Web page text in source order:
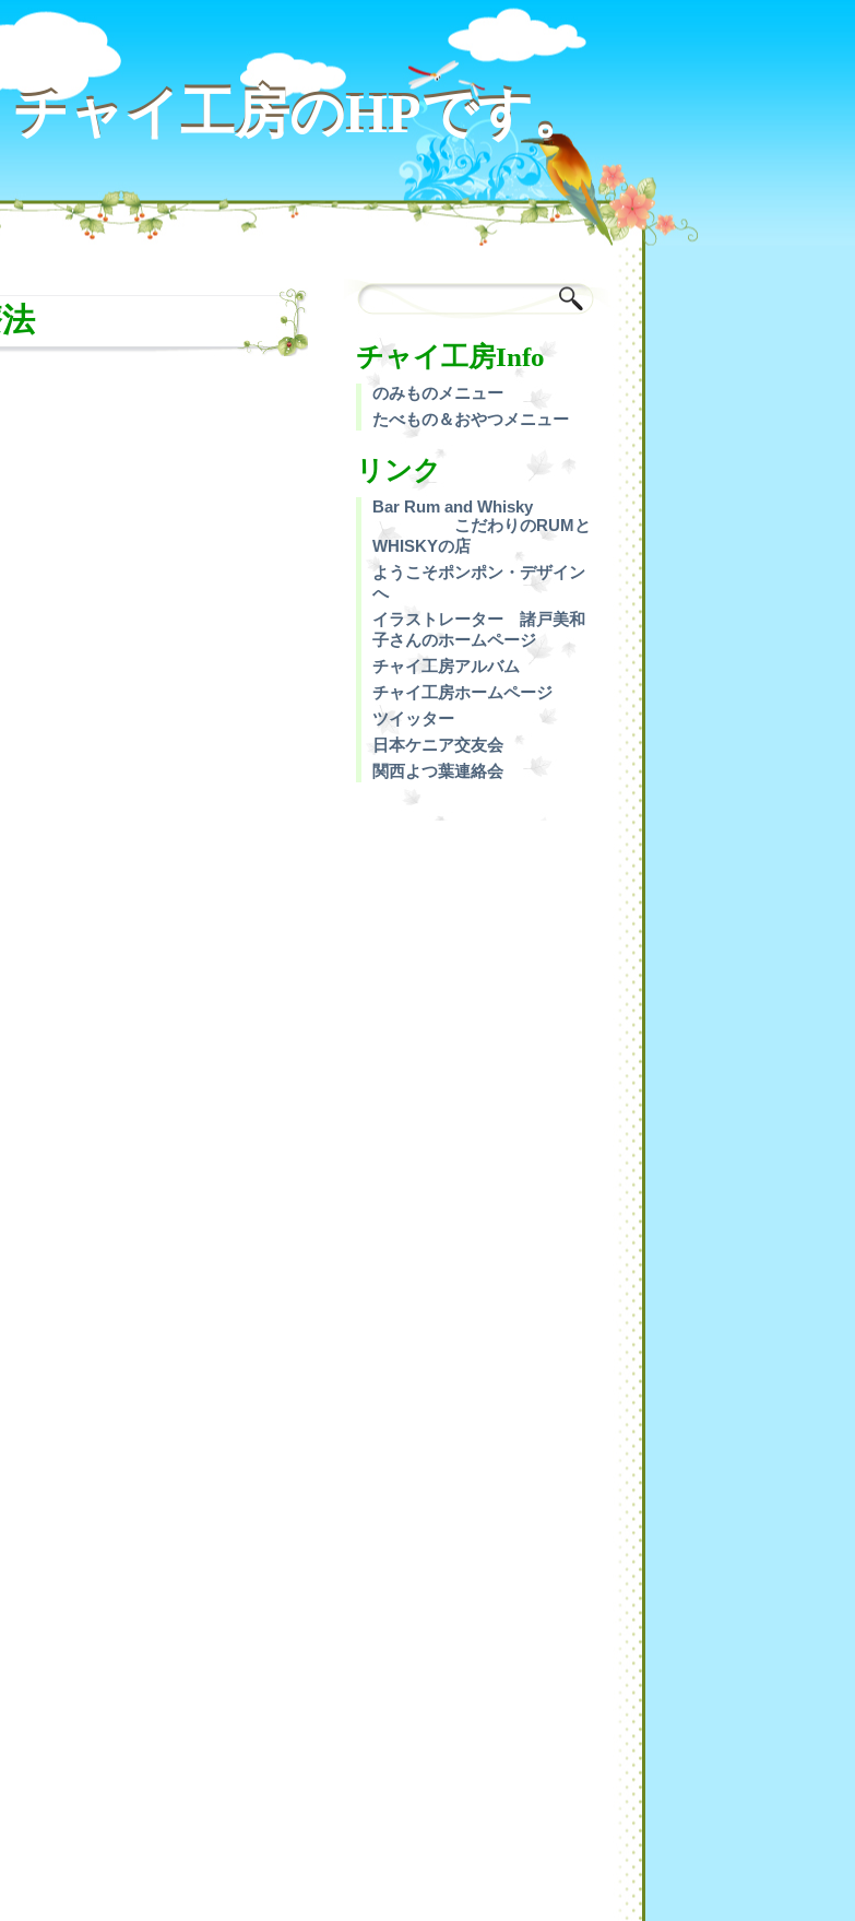
ャイ工房のHPです。
ャイ工房のHPです。
チャイ工房Info
のみものメニュー
たべもの＆おやつメニュー
リンク
Bar Rum and Whisky
こだわりのRUMと
WHISKYの店
ようこそポンポン・デザイン
へ
イラストレーター 諸戸美和
子さんのホームページ
チャイ工房アルバム
チャイ工房ホームページ
ツイッター
日本ケニア交友会
関西よつ葉連絡会